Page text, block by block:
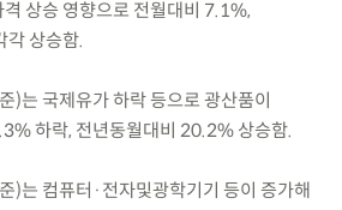
상승 영향으로 전월대비 7.1%,
상승함.
)는 국제유가 하락 등으로 광산품이
하락, 전년동월대비 20.2% 상승함.
)는 컴퓨터·전자및광학기기 등이 증가해